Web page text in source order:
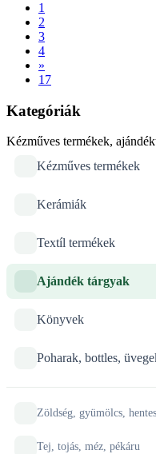
1
2
3
4
»
17
Kategóriák
Kézműves termékek,
Kézműves termékek
Kerámiák
Textíl termékek
Ajándék tárgyak
Könyvek
Poharak, bottles,
Zöldség, gyümölcs,
Tej, tojás, méz, pékáru